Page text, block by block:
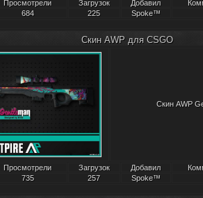
Просмотрели Загрузок Добавил
684
225 Spoke™
Скин AWP для CSGO
Скин AWP
Просмотрели Загрузок Добавил
735
257 Spoke™